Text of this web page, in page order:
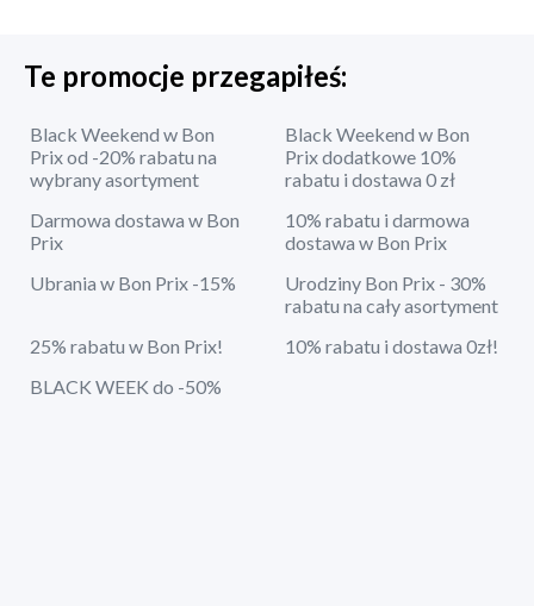
Te promocje przegapiłeś:
Black Weekend w Bon
Prix od -20% rabatu na
wybrany asortyment
Black Weekend w Bon
Prix dodatkowe 10%
rabatu i dostawa 0 zł
Darmowa dostawa w Bon
Prix
10% rabatu i darmowa
dostawa w Bon Prix
Ubrania w Bon Prix -15%
Urodziny Bon Prix - 30%
rabatu na cały asortyment
25% rabatu w Bon Prix!
10% rabatu i dostawa 0zł!
BLACK WEEK do -50%